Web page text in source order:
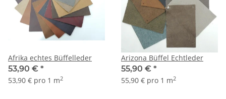
Afrika echtes Büffelleder
53,90 € *
53,90 € pro 1 m2
Arizona Büffel Echtleder
55,90 € *
55,90 € pro 1 m2